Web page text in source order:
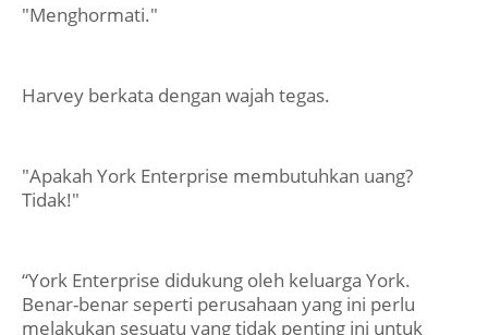
"Menghormati."
Harvey berkata dengan wajah tegas.
"Apakah York Enterprise membutuhkan uang?
Tidak!"
“York Enterprise didukung oleh keluarga York.
Benar-benar seperti perusahaan yang ini perlu
melakukan sesuatu yang tidak penting ini untuk